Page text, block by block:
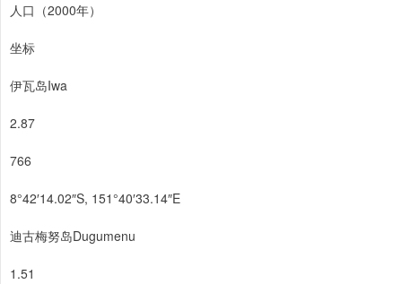
人口（2000年）
坐标
伊瓦岛Iwa
2.87
766
8°42′14.02″S, 151°40′33.14″E
迪古梅努岛Dugumenu
1.51